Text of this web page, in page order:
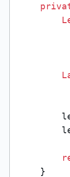
    }